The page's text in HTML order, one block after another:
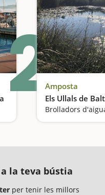
2Amposta
Els Ullals de
a la teva bústia
per tenir les millors